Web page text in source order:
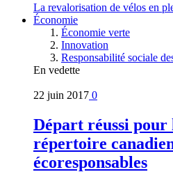
La revalorisation de vélos en
Économie
Économie verte
Innovation
Responsabilité sociale
En vedette
22 juin 2017 0
Départ réussi
répertoire
écoresponsables